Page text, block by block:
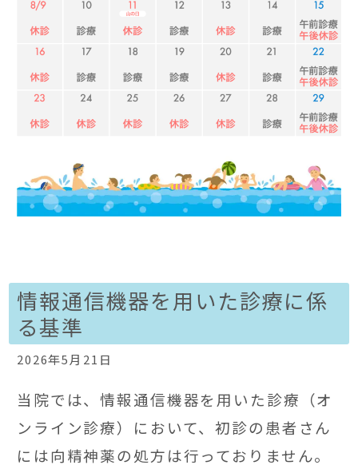
情報通信機器を用いた診療に係
る基準
2026年5月21日
当院では、情報通信機器を用いた診療（オ
ンライン診療）において、初診の患者さん
には向精神薬の処方は行っておりません。